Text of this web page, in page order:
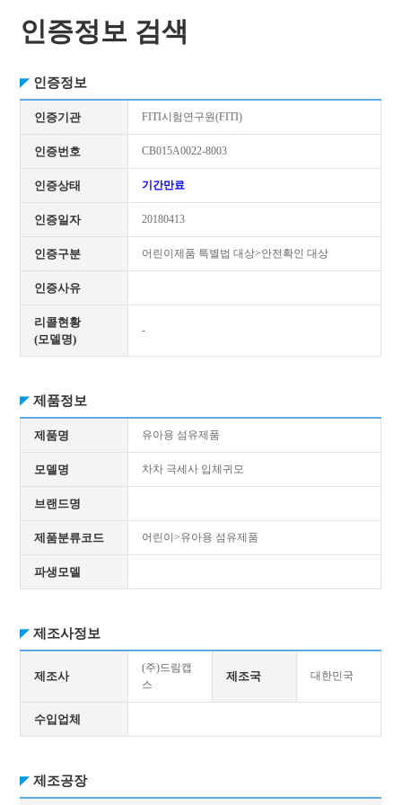
인증정보 검색
인증정보
인증기관 FITI시험연구원(FITI)
인증번호 CB015A0022-8003
인증상태 기간만료
인증일자 20180413
인증구분 어린이제품 특별법 대상>안전확인 대상
인증사유
리콜현황
(모델명)
-
제품정보
제품명 유아용 섬유제품
모델명 차차 극세사 입체귀모
브랜드명
제품분류코드 어린이>유아용 섬유제품
파생모델
제조사정보
제조사
(주)드림캡
스
제조국 대한민국
수입업체
제조공장